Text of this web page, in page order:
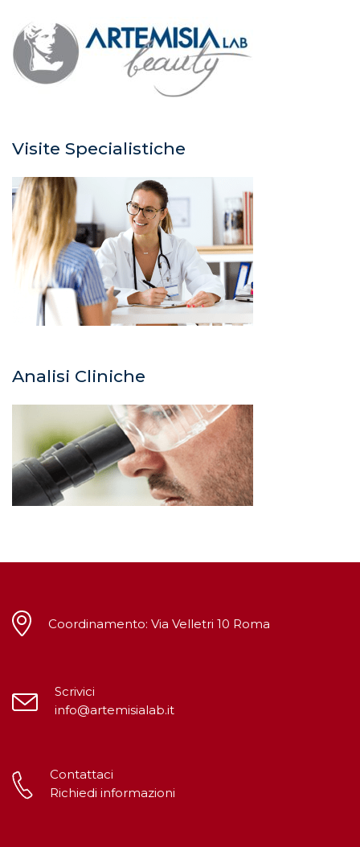
Visite Specialistiche
Analisi Cliniche
Coordinamento: Via Velletri 10 Roma
Scrivici
info@artemisialab.it
Contattaci
Richiedi informazioni